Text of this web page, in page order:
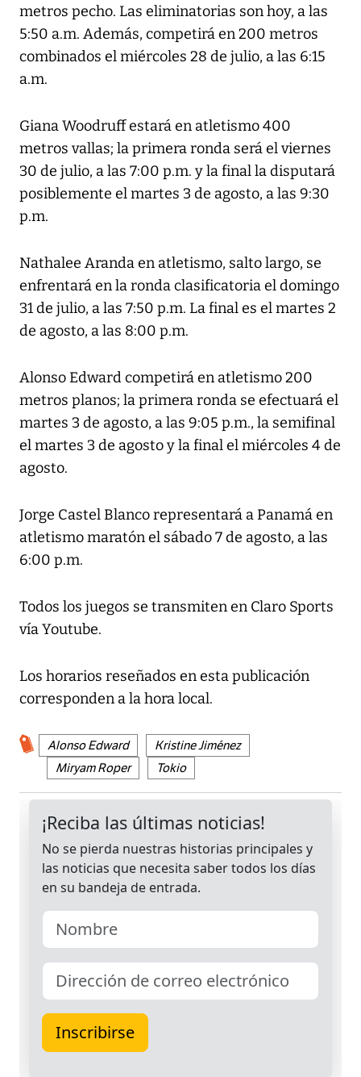
metros pecho. Las eliminatorias son hoy, a las
5:50 a.m. Además, competirá en 200 metros
combinados el miércoles 28 de julio, a las 6:15
a.m.
Giana Woodruff estará en atletismo 400
metros vallas; la primera ronda será el viernes
30 de julio, a las 7:00 p.m. y la final la disputará
posiblemente el martes 3 de agosto, a las 9:30
p.m.
Nathalee Aranda en atletismo, salto largo, se
enfrentará en la ronda clasificatoria el domingo
31 de julio, a las 7:50 p.m. La final es el martes 2
de agosto, a las 8:00 p.m.
Alonso Edward competirá en atletismo 200
metros planos; la primera ronda se efectuará el
martes 3 de agosto, a las 9:05 p.m., la semifinal
el martes 3 de agosto y la final el miércoles 4 de
agosto.
Jorge Castel Blanco representará a Panamá en
atletismo maratón el sábado 7 de agosto, a las
6:00 p.m.
Todos los juegos se transmiten en Claro Sports
vía Youtube.
Los horarios reseñados en esta publicación
corresponden a la hora local.
Alonso Edward
Kristine Jiménez
Miryam Roper
Tokio